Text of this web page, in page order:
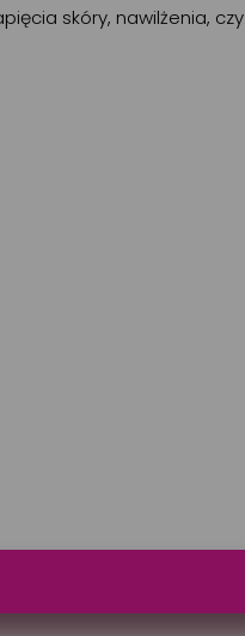
skóry, nawilżenia, czy